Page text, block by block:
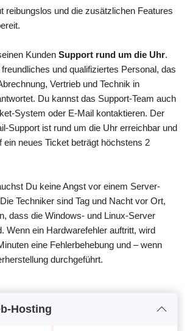
reibungslos und die zusätzlichen Features
Kunden Support rund um die Uhr.
und qualifiziertes Personal, das
Vertrieb und Technik in
Du kannst das Support-Team auch
System oder E-Mail kontaktieren. Der
Support ist rund um die Uhr erreichbar und
ein neues Ticket beträgt höchstens 2
Du keine Angst vor einem Server-
Techniker sind Tag und Nacht vor Ort,
dass die Windows- und Linux-Server
Wenn ein Hardwarefehler auftritt, wird
eine Fehlerbehebung und – wenn
durchgeführt.
Hosting